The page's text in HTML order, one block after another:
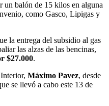
un balón de 15 kilos en alguna
como Gasco, Lipigas y
la entrega del subsidio al gas
las alzas de las bencinas,
$27.000.
Máximo Pavez, desde
se llevó a cabo este 13 de